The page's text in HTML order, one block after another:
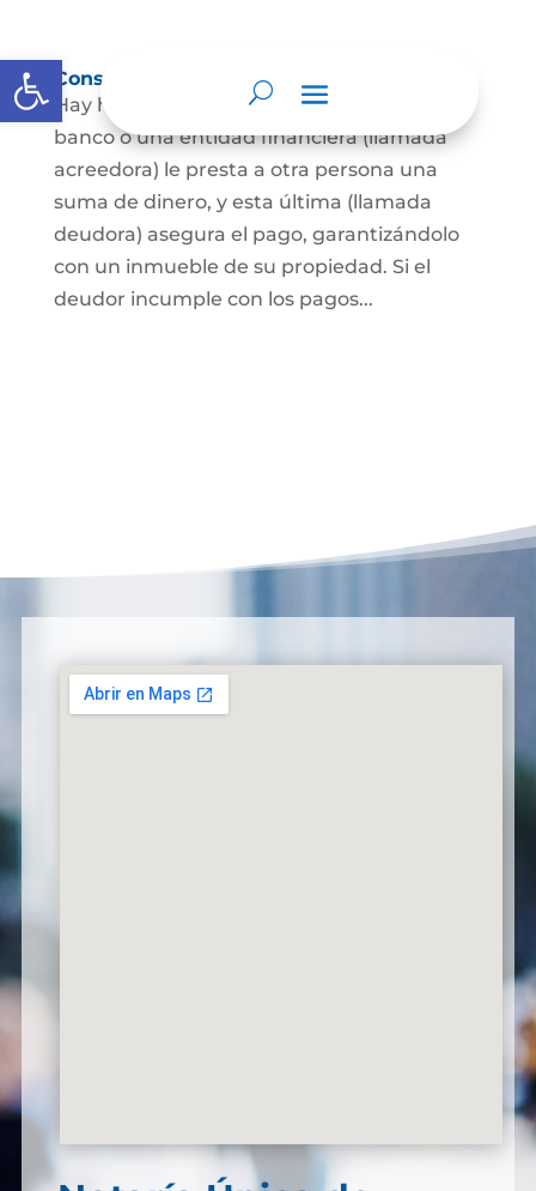
Abrir barra de herramientas
Constitución de hipoteca
Hay hipoteca cuando una persona, o un
banco o una entidad financiera (llamada
acreedora) le presta a otra persona una
suma de dinero, y esta última (llamada
deudora) asegura el pago, garantizándolo
con un inmueble de su propiedad. Si el
deudor incumple con los pagos...